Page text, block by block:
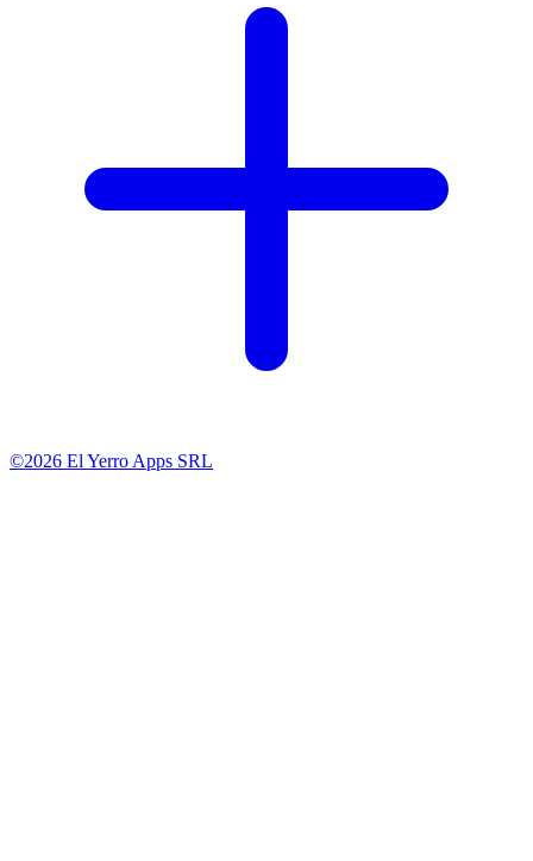
©2026 El Yerro Apps SRL